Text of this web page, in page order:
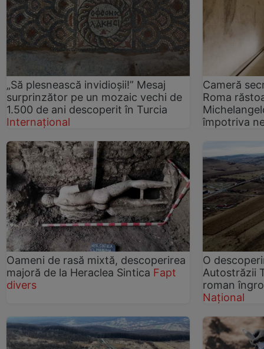
„Să plesnească invidioșii!” Mesaj
surprinzător pe un mozaic vechi de
1.500 de ani descoperit în Turcia
Internațional
Cameră
Roma
împotriva
Oameni de rasă mixtă, descoperirea
majoră de la Heraclea Sintica Fapt
divers
O
Autostrăzii
roman
Național